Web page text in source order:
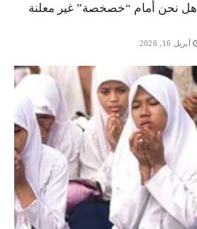
نحن أمام “خصخصة” غير معلنة
أبريل 16, 2026